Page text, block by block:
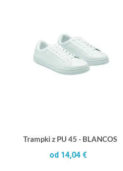
Trampki z PU 45 - BLANCOS
od 14,04 €